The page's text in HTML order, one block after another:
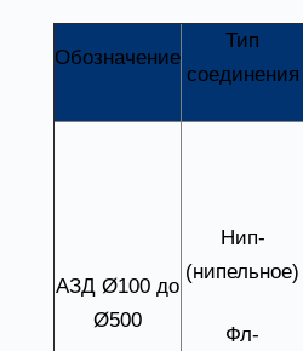
Обозначение
Тип
соединения
АЗД Ø100 до
Ø500
Нип-
(нипельное)
Фл-